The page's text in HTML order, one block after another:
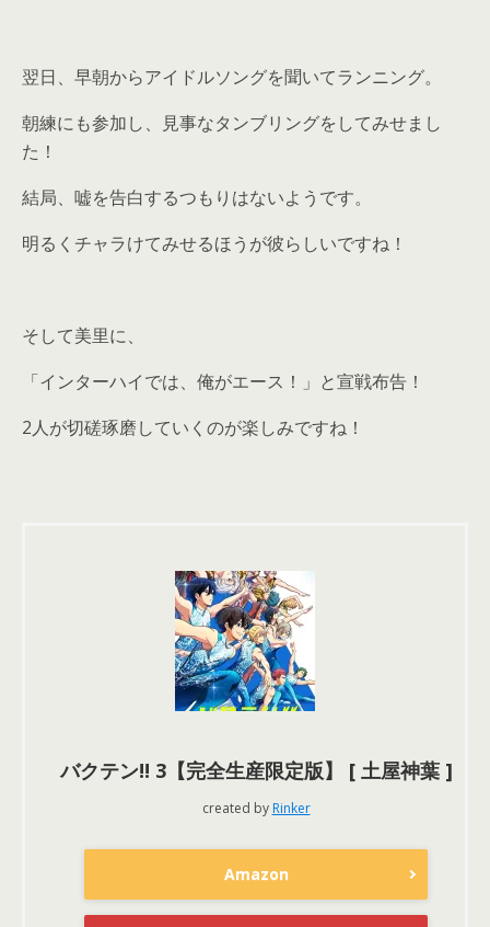
翌日、早朝からアイドルソングを聞いてランニング。
朝練にも参加し、見事なタンブリングをしてみせまし
た！
結局、嘘を告白するつもりはないようです。
明るくチャラけてみせるほうが彼らしいですね！
そして美里に、
「インターハイでは、俺がエース！」と宣戦布告！
2人が切磋琢磨していくのが楽しみですね！
バクテン!! 3【完全生産限定版】 [ 土屋神葉 ]
created by Rinker
Amazon